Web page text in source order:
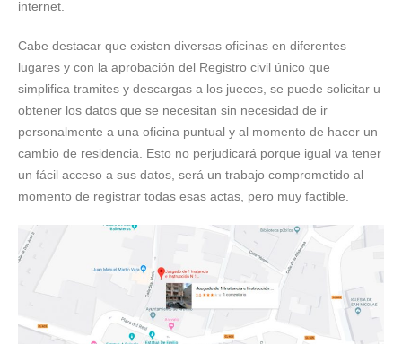
internet.
Cabe destacar que existen diversas oficinas en diferentes
lugares y con la aprobación del Registro civil único que
simplifica tramites y descargas a los jueces, se puede solicitar u
obtener los datos que se necesitan sin necesidad de ir
personalmente a una oficina puntual y al momento de hacer un
cambio de residencia. Esto no perjudicará porque igual va tener
un fácil acceso a sus datos, será un trabajo comprometido al
momento de registrar todas esas actas, pero muy factible.